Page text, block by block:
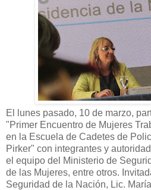
El lunes pasado, 10 de marzo,
"Primer Encuentro de Mujeres
en la Escuela de Cadetes de
Pirker" con integrantes y
el equipo del Ministerio de
de las Mujeres, entre otros.
Seguridad de la Nación, Lic.